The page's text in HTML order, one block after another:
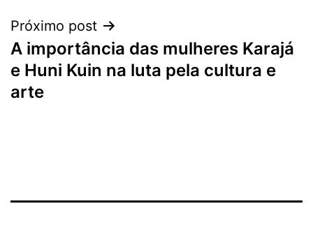
Próximo post
A importância das mulheres Karajá
e Huni Kuin na luta pela cultura e
arte